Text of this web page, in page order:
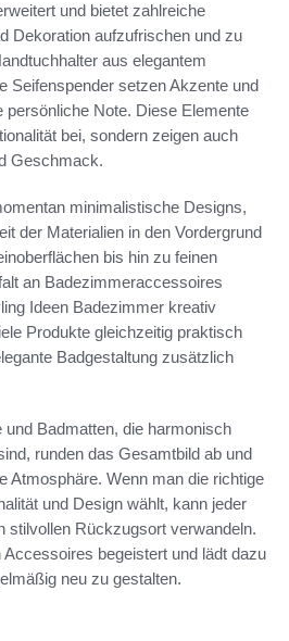
und bietet zahlreiche
Dekoration aufzufrischen und zu
aus elegantem
Seifenspender setzen Akzente und
persönliche Note. Diese Elemente
bei, sondern zeigen auch
Geschmack.
minimalistische Designs,
der Materialien in den Vordergrund
bis hin zu feinen
an Badezimmeraccessoires
Ideen Badezimmer kreativ
Produkte gleichzeitig praktisch
Badgestaltung zusätzlich
Badmatten, die harmonisch
runden das Gesamtbild ab und
Atmosphäre. Wenn man die richtige
und Design wählt, kann jeder
stilvollen Rückzugsort verwandeln.
Accessoires begeistert und lädt dazu
neu zu gestalten.